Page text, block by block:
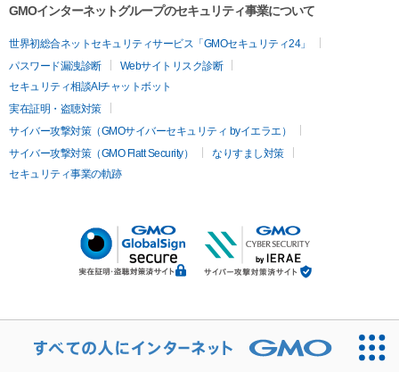
GMOインターネットグループのセキュリティ事業について
世界初総合ネットセキュリティサービス「GMOセキュリティ24」
パスワード漏洩診断
Webサイトリスク診断
セキュリティ相談AIチャットボット
実在証明・盗聴対策
サイバー攻撃対策（GMOサイバーセキュリティ byイエラエ）
サイバー攻撃対策（GMO Flatt Security）
なりすまし対策
セキュリティ事業の軌跡